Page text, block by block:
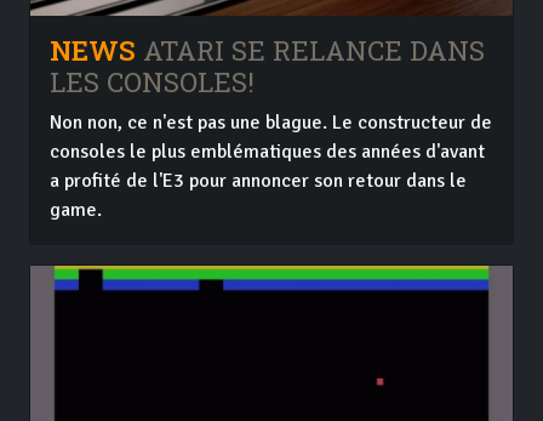
NEWS ATARI SE RELANCE DANS
LES CONSOLES!
Non non, ce n'est pas une blague. Le constructeur de
consoles le plus emblématiques des années d'avant
a profité de l'E3 pour annoncer son retour dans le
game.